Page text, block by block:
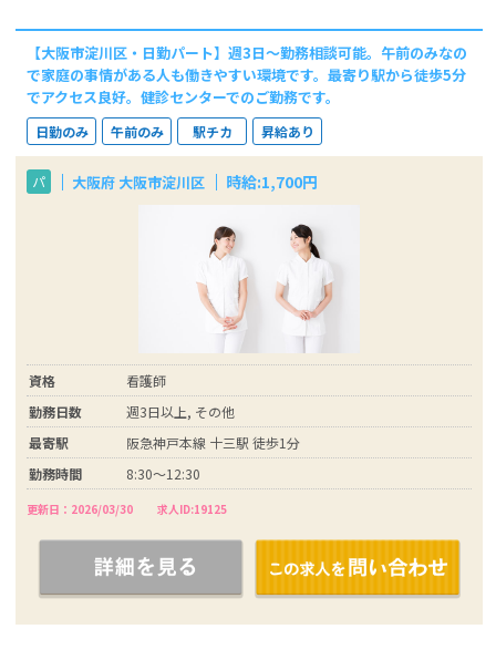
【大阪市淀川区・日勤パート】週3日～勤務相談可能。午前のみなの
で家庭の事情がある人も働きやすい環境です。最寄り駅から徒歩5分
でアクセス良好。健診センターでのご勤務です。
日勤のみ 午前のみ 駅チカ 昇給あり
パ 大阪府 大阪市淀川区 時給:1,700円
資格
看護師
勤務日数
週3日以上, その他
最寄駅
阪急神戸本線 十三駅 徒歩1分
勤務時間
8:30～12:30
更新日：2026/03/30 求人ID:19125